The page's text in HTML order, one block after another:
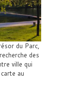
du Parc,
des
ville qui
au